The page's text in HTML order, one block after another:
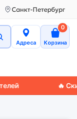
Санкт-Петербург
Адреса Корзина
0
🔥 Скидки до